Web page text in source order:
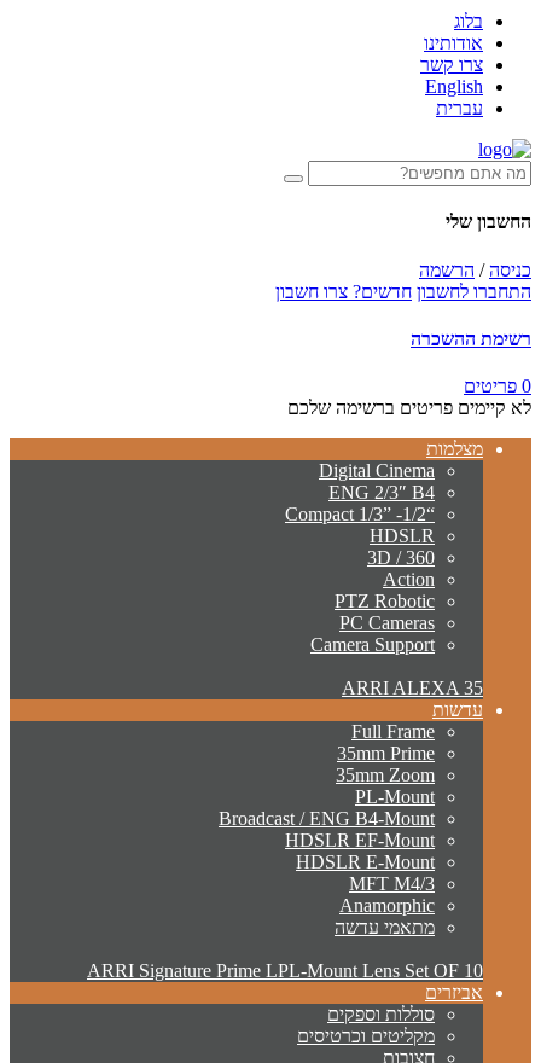
בלוג
אודותינו
צרו קשר
English
עברית
החשבון שלי
כניסה/ הרשמה
התחברו לחשבון חדשים? צרו חשבון
רשימת ההשכרה
0 פריטים
לא קיימים פריטים ברשימה שלכם
מצלמות
Digital Cinema
ENG 2/3″ B4
“Compact 1/3” -1/2
HDSLR
3D / 360
Action
PTZ Robotic
PC Cameras
Camera Support
ARRI ALEXA 35
עדשות
Full Frame
35mm Prime
35mm Zoom
PL-Mount
Broadcast / ENG B4-Mount
HDSLR EF-Mount
HDSLR E-Mount
MFT M4/3
Anamorphic
מתאמי עדשה
ARRI Signature Prime LPL-Mount Lens Set OF 10
אביזרים
סוללות וספקים
מקליטים וכרטיסים
חצובות